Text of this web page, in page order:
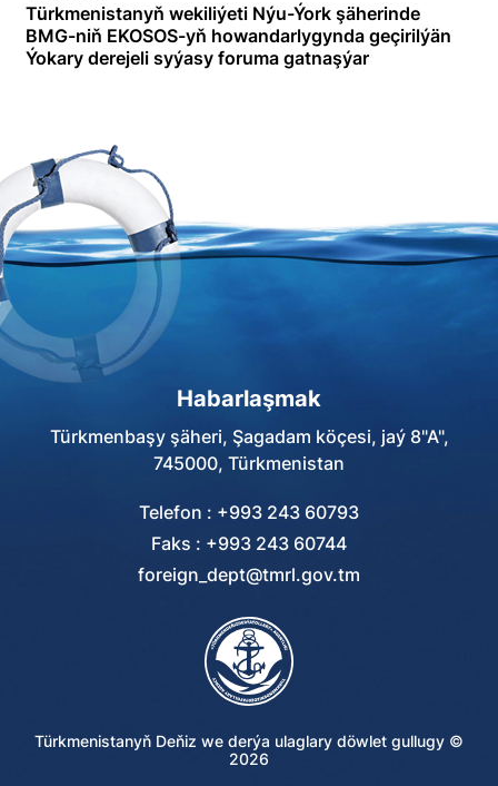
Türkmenistanyň wekiliýeti Nýu-Ýork şäherinde
BMG-niň EKOSOS-yň howandarlygynda geçirilýän
Ýokary derejeli syýasy foruma gatnaşýar
Habarlaşmak
Türkmenbaşy şäheri, Şagadam köçesi, jaý 8"A",
745000, Türkmenistan
Telefon : +993 243 60793
Faks : +993 243 60744
foreign_dept@tmrl.gov.tm
Türkmenistanyň Deňiz we derýa ulaglary döwlet gullugy ©
2026